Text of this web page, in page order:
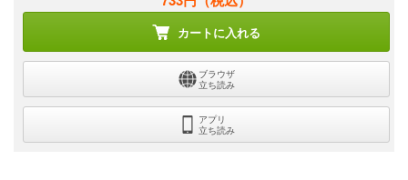
カートに入れる
ブラウザ
立ち読み
アプリ
立ち読み